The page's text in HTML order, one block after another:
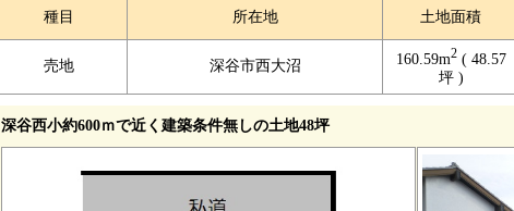
種目 所在地 土地面積
売地 深谷市西大沼 160.59m2( 48.57
坪 )
深谷西小約600ｍで近く建築条件無しの土地48坪